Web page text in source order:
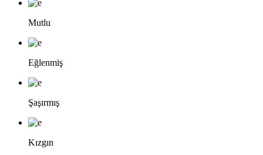
Mutlu
Eğlenmiş
Şaşırmış
Kızgın